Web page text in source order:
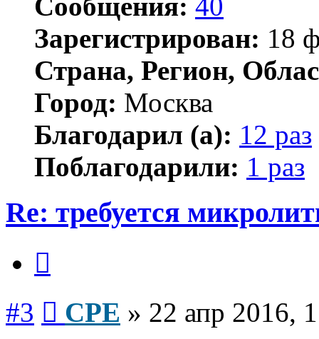
Зарегистрирован: 18
Страна, Регион,
Город: Москва
Благодарил (а): 12 раз
Поблагодарили: 1 раз
Re: требуется
#3 CPE » 22 апр 2016,